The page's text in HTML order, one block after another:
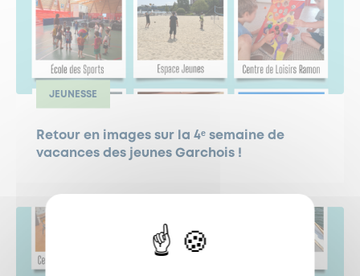
JEUNESSE
Retour en images sur la 4ᵉ semaine de
vacances des jeunes Garchois !